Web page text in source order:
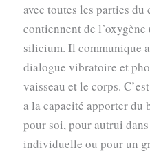
avec toutes les parties
contiennent de
silicium. Il communique
dialogue vibratoire et
vaisseau et le corps.
a la capacité apporter
pour soi, pour autrui
individuelle ou pour un